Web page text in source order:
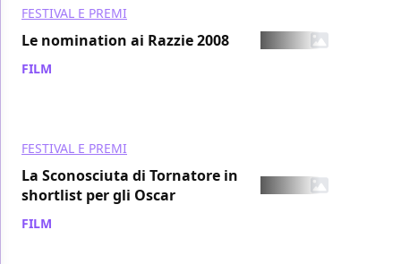
FESTIVAL E PREMI
Le nomination ai Razzie 2008
FILM
FESTIVAL E PREMI
La Sconosciuta di Tornatore in
shortlist per gli Oscar
FILM